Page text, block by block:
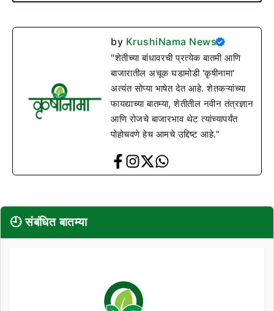
by KrushiNama News
"शेतीच्या बांधावरची प्रत्येक बातमी आणि
बाजारातील अचूक घडामोडी 'कृषीनामा'
अत्यंत सोप्या भाषेत देत आहे. शेतकऱ्यांच्या
फायद्याच्या बातम्या, शेतीतील नवीन तंत्रज्ञान
आणि रोजचे बाजारभाव थेट त्यांच्यापर्यंत
पोहोचवणे हेच आमचे उद्दिष्ट आहे."
🕘 संबंधित बातम्या